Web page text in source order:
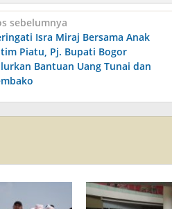
sebelumnya
Isra Miraj Bersama Anak
Piatu, Pj. Bupati Bogor
Bantuan Uang Tunai dan